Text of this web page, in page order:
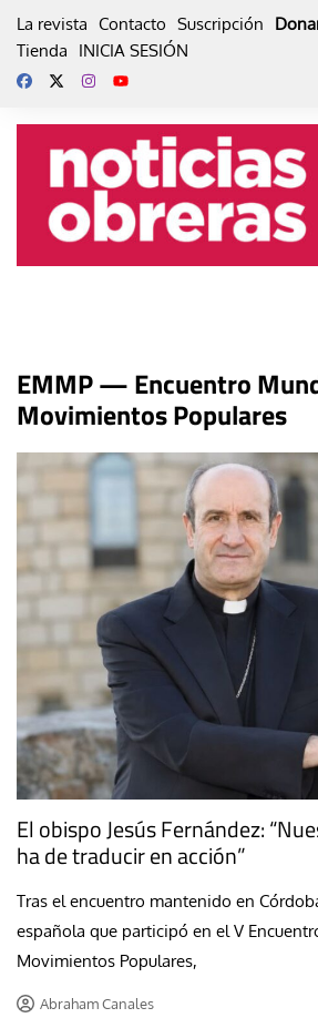
La revista Contacto Suscripción
Tienda
INICIA SESIÓN
EMMP — Encuentro
Movimientos Populares
El obispo Jesús Fernández:
ha de traducir en acción”
Tras el encuentro mantenido en
española que participó en el V
Movimientos Populares,
Abraham Canales